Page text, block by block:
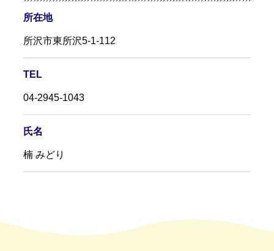
所在地
所沢市東所沢5-1-112
TEL
04-2945-1043
氏名
楠 みどり